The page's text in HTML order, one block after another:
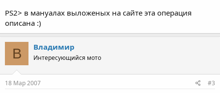
PS2> в мануалах выложеных на сайте эта операция
описана :)
В Владимир
Интересующийся мото
18 Мар 2007 #3